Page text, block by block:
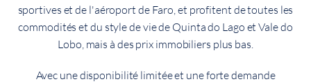
sportives et de l'aéroport de Faro, et profitent de toutes les
commodités et du style de vie de Quinta do Lago et Vale do
Lobo, mais à des prix immobiliers plus bas.
Avec une disponibilité limitée et une forte demande